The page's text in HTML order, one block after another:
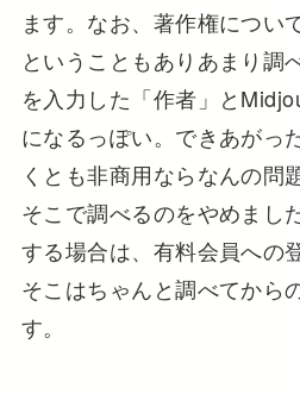
ます。なお、著作権につい
ということもありあまり調
を入力した「作者」と
になるっぽい。できあがっ
くとも非商用ならなんの問
そこで調べるのをやめまし
する場合は、有料会員への
そこはちゃんと調べてから
す。